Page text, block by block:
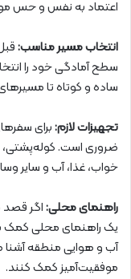
اعتماد به نفس و حس
انتخاب مسیر مناسب:
سطح آمادگی خود را
ساده و کوتاه تا
تجهیزات لازم:برای
ضروری است.
خواب، غذا، آب و سایر
راهنمای محلی:اگر قصد
یک راهنمای محلی کمک
آب و هوایی منطقه
موفقیت‌آمیز کمک کنند.